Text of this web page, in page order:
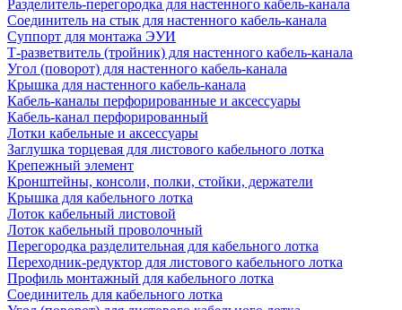
Разделитель-перегородка для настенного кабель-канала
Соединитель на стык для настенного кабель-канала
Суппорт для монтажа ЭУИ
Т-разветвитель (тройник) для настенного кабель-канала
Угол (поворот) для настенного кабель-канала
Крышка для настенного кабель-канала
Кабель-каналы перфорированные и аксессуары
Кабель-канал перфорированный
Лотки кабельные и аксессуары
Заглушка торцевая для листового кабельного лотка
Крепежный элемент
Кронштейны, консоли, полки, стойки, держатели
Крышка для кабельного лотка
Лоток кабельный листовой
Лоток кабельный проволочный
Перегородка разделительная для кабельного лотка
Переходник-редуктор для листового кабельного лотка
Профиль монтажный для кабельного лотка
Соединитель для кабельного лотка